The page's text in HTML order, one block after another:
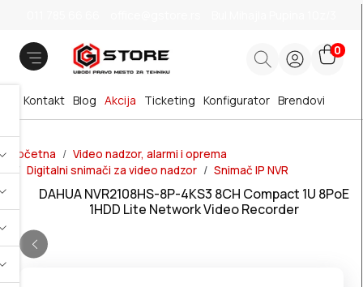
0
Brendovi
Blog Akcija
Kontakt Ticketing Konfigurator
Početna
Video nadzor, alarmi i oprema
Digitalni snimači za video nadzor
Snimač IP NVR
DAHUA NVR2108HS-8P-4KS3 8CH Compact 1U 8PoE
1HDD Lite Network Video Recorder